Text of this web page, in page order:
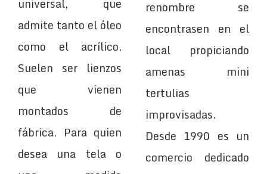
universal, que
admite tanto el óleo
como el acrílico.
Suelen ser lienzos
que vienen
montados de
fábrica. Para quien
desea una tela o
renombre se
encontrasen en el
local propiciando
amenas mini
tertulias
improvisadas.
Desde 1990 es un
comercio dedicado